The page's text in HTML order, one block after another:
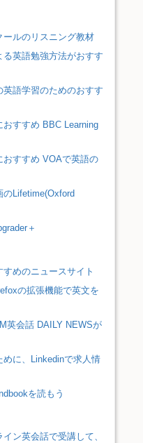
ルのリスニング教材
英語勉強方法がおすす
語学習のためのおすす
すすめ BBC Learning
おすすめ VOAで英語の
のLifetime(Oxford
＋
めのニュースサイト
の拡張機能で英文を
英会話 DAILY NEWSが
に、Linkedinで求人情
を読もう
ン英会話で受講して、